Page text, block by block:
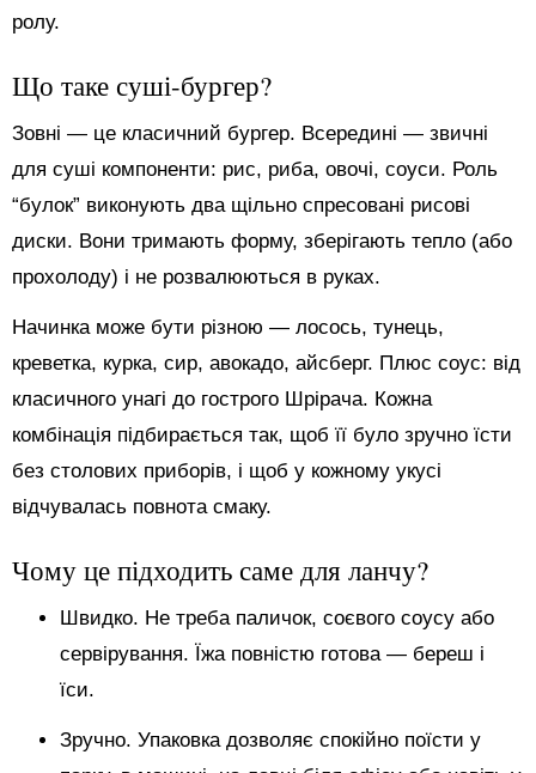
ролу.
Що таке суші-бургер?
Зовні — це класичний бургер. Всередині — звичні
для суші компоненти: рис, риба, овочі, соуси. Роль
“булок” виконують два щільно спресовані рисові
диски. Вони тримають форму, зберігають тепло (або
прохолоду) і не розвалюються в руках.
Начинка може бути різною — лосось, тунець,
креветка, курка, сир, авокадо, айсберг. Плюс соус: від
класичного унагі до гострого Шрірача. Кожна
комбінація підбирається так, щоб її було зручно їсти
без столових приборів, і щоб у кожному укусі
відчувалась повнота смаку.
Чому це підходить саме для ланчу?
Швидко. Не треба паличок, соєвого соусу або
сервірування. Їжа повністю готова — береш і
їси.
Зручно. Упаковка дозволяє спокійно поїсти у